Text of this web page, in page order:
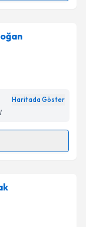
e-posta ile
Aydınlatma
belirtilen
Haritada Göster
randevu
randevu
e-posta ile